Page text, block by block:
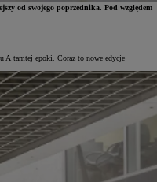
od swojego poprzednika. Pod względem
A tamtej epoki. Coraz to nowe edycje